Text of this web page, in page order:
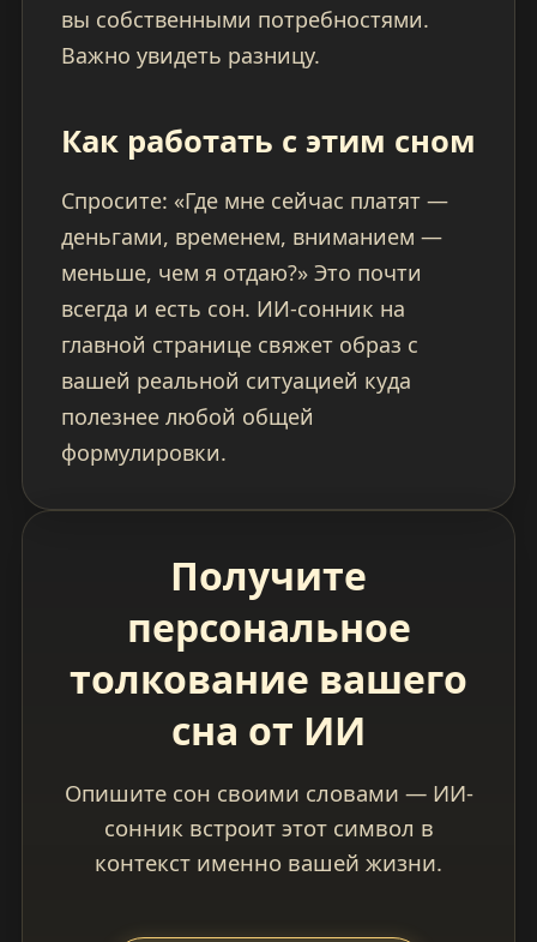
вы собственными потребностями.
Важно увидеть разницу.
Как работать с этим сном
Спросите: «Где мне сейчас платят —
деньгами, временем, вниманием —
меньше, чем я отдаю?» Это почти
всегда и есть сон. ИИ-сонник на
главной странице свяжет образ с
вашей реальной ситуацией куда
полезнее любой общей
формулировки.
Получите
персональное
толкование вашего
сна от ИИ
Опишите сон своими словами — ИИ-
сонник встроит этот символ в
контекст именно вашей жизни.